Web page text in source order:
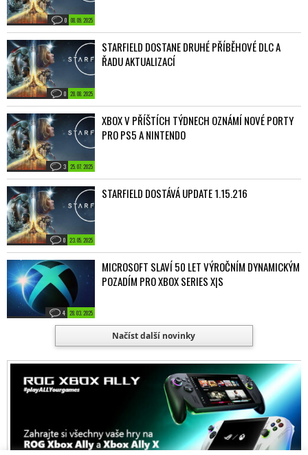
08. 09. 2025
0
28. 08. 2025
0
STARFIELD DOSTANE DRUHÉ PŘÍBĚHOVÉ DLC A
ŘADU AKTUALIZACÍ
25. 07. 2025
3
XBOX V PŘÍŠTÍCH TÝDNECH OZNÁMÍ NOVÉ PORTY
PRO PS5 A NINTENDO
23. 05. 2025
0
STARFIELD DOSTÁVÁ UPDATE 1.15.216
28. 03. 2025
4
MICROSOFT SLAVÍ 50 LET VÝROČNÍM DYNAMICKÝM
POZADÍM PRO XBOX SERIES X|S
Načíst další novinky